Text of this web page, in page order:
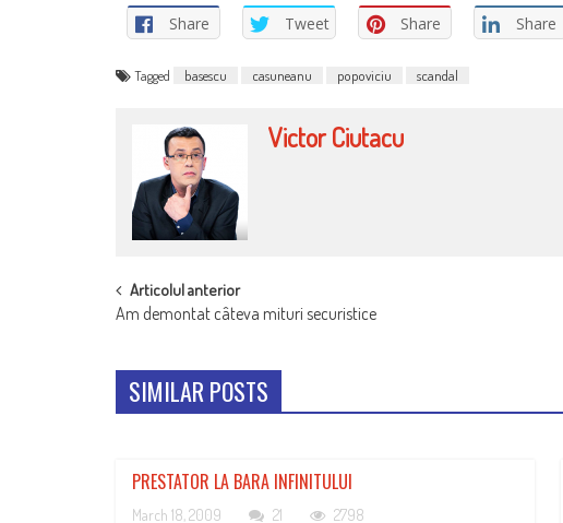
Share Tweet Share Share
Tagged basescu casuneanu popoviciu scandal
Victor Ciutacu
POST
NAVIGATION
Articolul anterior
Am demontat câteva mituri securistice
SIMILAR POSTS
PRESTATOR LA BARA INFINITULUI
March 18, 2009 21 2798